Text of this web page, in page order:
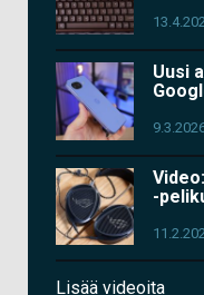
Uusi
-
Lisää videoita